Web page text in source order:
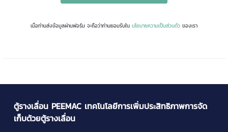
เมื่อท่านส่งข้อมูลผ่านฟอร์ม จะถือว่าท่านยอมรับใน นโยบายความเป็นส่วนตัว ของเรา
ตู้รางเลื่อน PEEMAC เทคโนโลยีการเพิ่มประสิทธิภาพการจัด
เก็บด้วยตู้รางเลื่อน